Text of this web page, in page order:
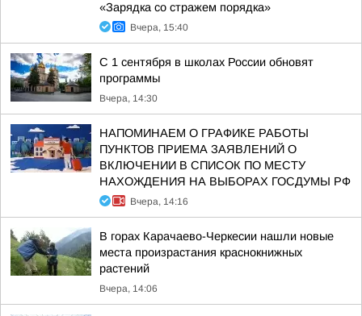
«Зарядка со стражем порядка»
Вчера, 15:40
С 1 сентября в школах России обновят
программы
Вчера, 14:30
НАПОМИНАЕМ О ГРАФИКЕ РАБОТЫ
ПУНКТОВ ПРИЕМА ЗАЯВЛЕНИЙ О
ВКЛЮЧЕНИИ В СПИСОК ПО МЕСТУ
НАХОЖДЕНИЯ НА ВЫБОРАХ ГОСДУМЫ РФ
Вчера, 14:16
В горах Карачаево-Черкесии нашли новые
места произрастания краснокнижных
растений
Вчера, 14:06